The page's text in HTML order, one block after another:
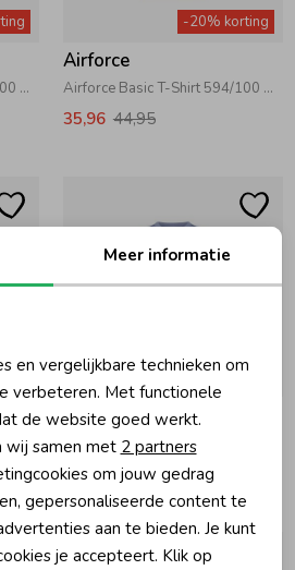
Airforce Basic T-Shirt 524/100 Celestial Blue\White
-20% korting
Airforce
Airforce Basic T-Shirt 594/100 Cornflower Blue\White
35,96 44,95
Airforce Basic T-Shirt 125/100 Oxford Tan\White
-20% korting
Airforce
35,96 44,95
Meer informatie
en vergelijkbare technieken om
verbeteren. Met functionele
de website goed werkt.
wij samen met 2 partners
om jouw gedrag
gepersonaliseerde content te
aan te bieden. Je kunt
je accepteert. Klik op